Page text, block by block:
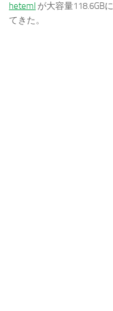
heteml が大容量118.6GB
てきた。